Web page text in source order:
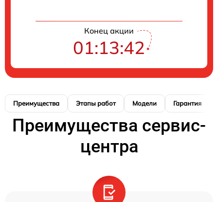
Конец акции
01:13:41
Преимущества Этапы работ Модели Гарантия
Преимущества сервис-
центра